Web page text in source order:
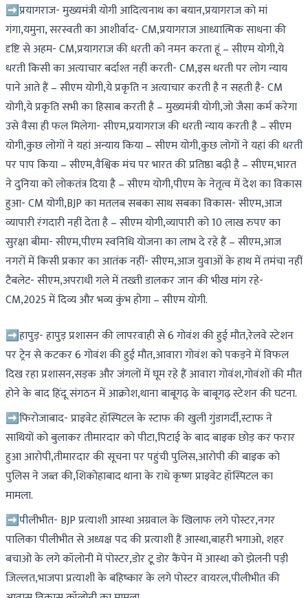
➡️प्रयागराज- मुख्यमंत्री योगी आदित्यनाथ का बयान,प्रयागराज को मां
गंगा,यमुना, सरस्वती का आशीर्वाद- CM,प्रयागराज आध्यात्मिक साधना की
दृष्टि से अहम- CM,प्रयागराज की धरती को नमन करता हूं – सीएम योगी,ये
धरती किसी का अत्याचार बर्दाश्त नहीं करती- CM,इस धरती पर लोग न्याय
पाने आते हैं – सीएम योगी,ये प्रकृति न अत्याचार करती है न सहती है- CM
योगी,ये प्रकृति सभी का हिसाब करती है – मुख्यमंत्री योगी,जो जैसा कर्म करेगा
उसे वैसा ही फल मिलेगा- सीएम,प्रयागराज की धरती न्याय करती है – सीएम
योगी,कुछ लोगों ने यहां अन्याय किया – सीएम योगी,कुछ लोगों ने यहां की धरती
पर पाप किया – सीएम,वैश्विक मंच पर भारत की प्रतिष्ठा बढ़ी है – सीएम,भारत
ने दुनिया को लोकतंत्र दिया है – सीएम योगी,पीएम के नेतृत्व में देश का विकास
हुआ- CM योगी,BJP का मतलब सबका साथ सबका विकास- सीएम,आज
व्यापारी रंगदारी नहीं देता है – सीएम योगी,व्यापारी को 10 लाख रुपए का
सुरक्षा बीमा- सीएम,पीएम स्वनिधि योजना का लाभ दे रहे हैं – सीएम,आज
नगरों में किसी प्रकार का आतंक नहीं- सीएम,आज युवाओं के हाथ में तमंचा नहीं
टैबलेट- सीएम,अपराधी गले में तख्ती डालकर जान की भीख मांग रहे-
CM,2025 में दिव्य और भव्य कुंभ होगा – सीएम योगी.
➡️हापुड़- हापुड़ प्रशासन की लापरवाही से 6 गोवंश की हुई मौत,रेलवे स्टेशन
पर ट्रेन से कटकर 6 गोवंश की हुई मौत,आवारा गोवंश को पकड़ने में विफल
दिख रहा प्रशासन,सड़क और जंगलों में घूम रहे हैं आवारा गोवंश,गोवंशों की मौत
होने के बाद हिंदू संगठन में आक्रोश,थाना बाबूगढ़ के बाबूगढ़ स्टेशन की घटना.
➡️फिरोजाबाद- प्राइवेट हॉस्पिटल के स्टाफ की खुली गुंडागर्दी,स्टाफ ने
साथियों को बुलाकर तीमारदार को पीटा,पिटाई के बाद बाइक छोड़ कर फरार
हुआ आरोपी,तीमारदार की सूचना पर पहुंची पुलिस,आरोपी की बाइक को
पुलिस ने जब्त की,शिकोहाबाद थाना के राधे कृष्ण प्राइवेट हॉस्पिटल का
मामला.
➡️पीलीभीत- BJP प्रत्याशी आस्था अग्रवाल के खिलाफ लगे पोस्टर,नगर
पालिका पीलीभीत से अध्यक्ष पद की प्रत्याशी हैं आस्था,बाहरी भगाओ, शहर
बचाओ के लगे कॉलोनी में पोस्टर,डोर टू डोर कैंपेन में आस्था को झेलनी पड़ी
जिल्लत,भाजपा प्रत्याशी के बहिष्कार के लगे पोस्टर वायरल,पीलीभीत की